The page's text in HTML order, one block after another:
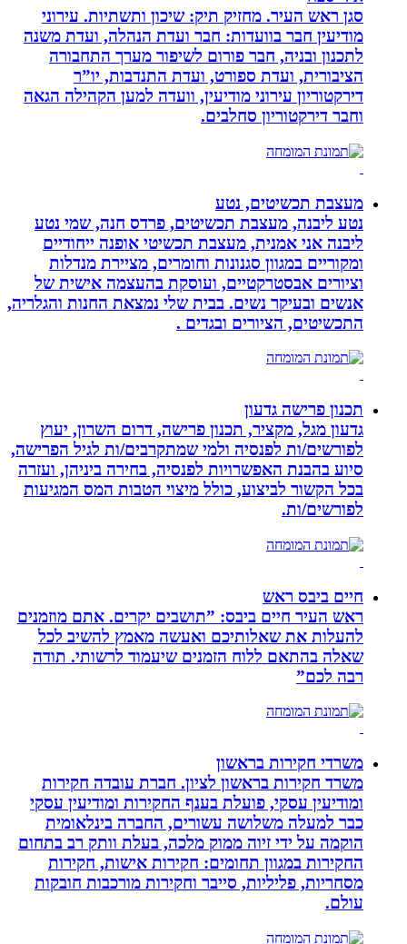
סגן ראש העיר. מחזיק תיק: שיכון ותשתיות. עירוני
מודיעין חבר בוועדות: חבר ועדת הנהלה, ועדת משנה
לתכנון ובניה, חבר פורום לשיפור מערך התחבורה
הציבורית, ועדת ספורט, ועדת התנדבות, יו”ר
דירקטוריון עירוני מודיעין, וועדה למען הקהילה הגאה
וחבר דירקטוריון סחלבים.
מעצבת תכשיטים, נטע
נטע ליבנה, מעצבת תכשיטים, פרדס חנה, שמי נטע
ליבנה אני אמנית, מעצבת תכשיטי אופנה ייחודיים
ומקוריים במגוון סגנונות וחומרים, מציירת מנדלות
וציורים אבסטרקטיים, ועוסקת בהעצמה אישית של
אנשים ובעיקר נשים. בבית שלי נמצאת החנות והגלריה,
התכשיטים, הציורים ובגדים .
תכנון פרישה גדעון
גדעון מגל, מקציר, תכנון פרישה, דרום השרון, יעוץ
לפורשים/ות לפנסיה ולמי שמתקרבים/ות לגיל הפרישה,
סיוע בהבנת האפשרויות לפנסיה, בחירה ביניהן, ועזרה
בכל הקשור לביצוע, כולל מיצוי הטבות המס המגיעות
לפורשים/ות.
חיים ביבס ראש
ראש העיר חיים ביבס: ”תושבים יקרים. אתם מוזמנים
להעלות את שאלותיכם ואעשה מאמץ להשיב לכל
שאלה בהתאם ללוח הזמנים שיעמוד לרשותי. תודה
רבה לכם”
משרדי חקירות בראשון
משרד חקירות בראשון לציון. חברת עובדה חקירות
ומודיעין עסקי, פועלת בענף החקירות ומודיעין עסקי
כבר למעלה משלושה עשורים, החברה בינלאומית
הוקמה על ידי זיוה ממוק מלכה, בעלת וותק רב בתחום
החקירות במגוון תחומים: חקירות אישות, חקירות
מסחריות, פליליות, סייבר וחקירות מורכבות חובקות
עולם.